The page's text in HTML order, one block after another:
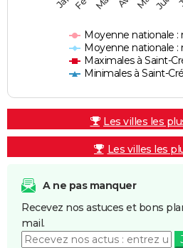
Moyenne nationale :
Moyenne nationale :
Maximales à Saint-
Minimales à Saint-
Les villes les
Les villes les
A ne pas manquer
Recevez nos astuces et bons
mail.